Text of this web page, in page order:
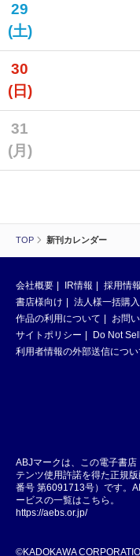
TOP 新刊カレンダー
29
(土)
30
(日)
31
(月)
会社概要 IR情報 採用情報
書店様向け
法人様一括購入
作品の利用について
お問
サイトポリシー
Do Not
利用者情報の外部送信につい
ABJマークは、この電子書
テンツ使用許諾を得た正規
番号 第6091713号）です。
ービスの一覧はこちら。
https://aebs.or.jp/
©KADOKAWA